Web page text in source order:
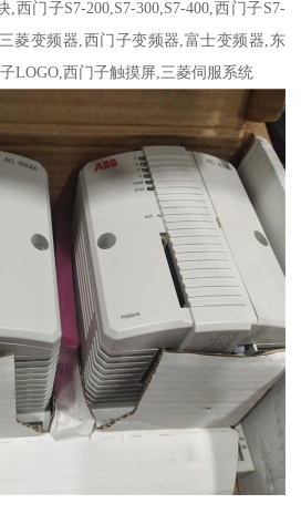
西门子S7-200,S7-300,S7-400,西门子S7-
菱变频器,西门子变频器,富士变频器,东
LOGO,西门子触摸屏,三菱伺服系统